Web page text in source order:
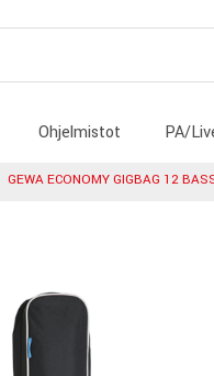
Ohjelmistot PA/
GEWA ECONOMY GIGBAG 12